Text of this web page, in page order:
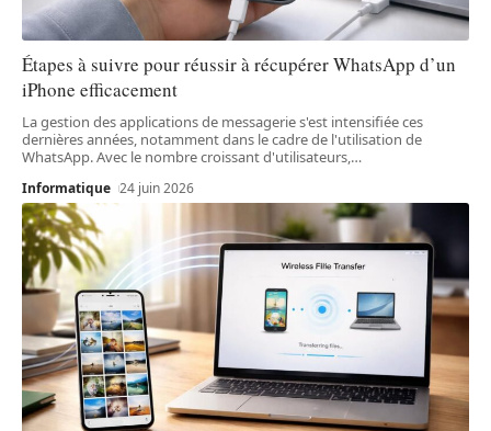
Étapes à suivre pour réussir à récupérer WhatsApp d’un
iPhone efficacement
La gestion des applications de messagerie s'est intensifiée ces
dernières années, notamment dans le cadre de l'utilisation de
WhatsApp. Avec le nombre croissant d'utilisateurs, …
Informatique 24 juin 2026